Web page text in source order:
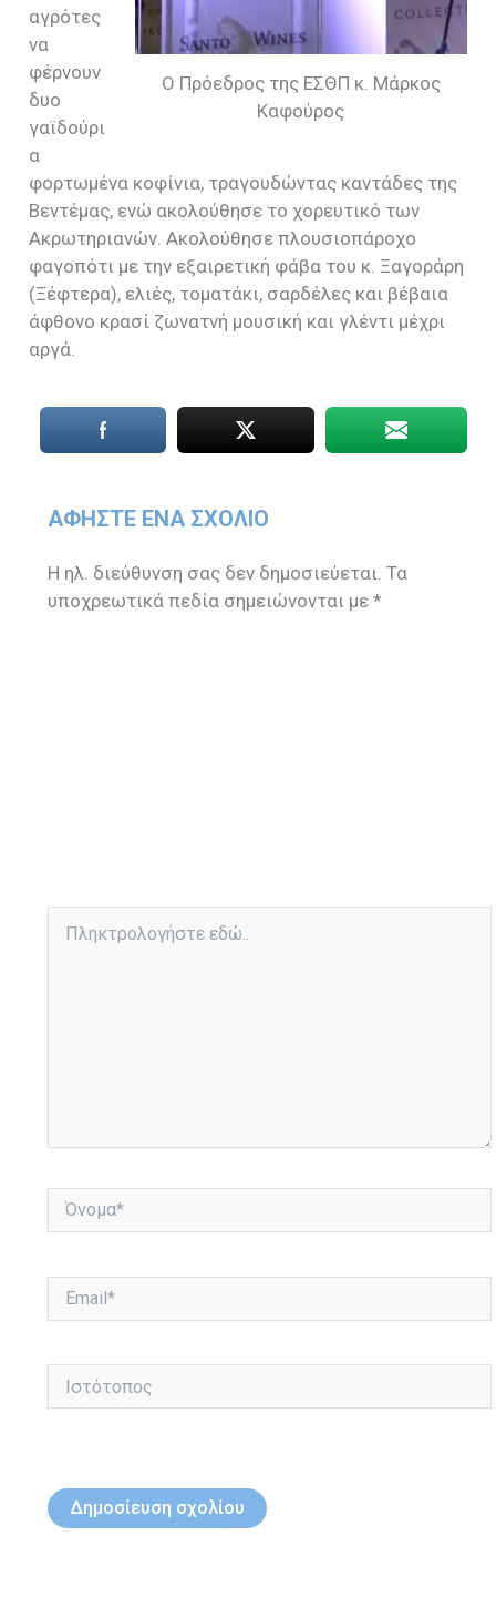
Ο Πρόεδρος της ΕΣΘΠ κ. Μάρκος
Καφούρος
αγρότες
να
φέρνουν
δυο
γαϊδούρι
α
φορτωμένα κοφίνια, τραγουδώντας καντάδες της
Βεντέμας, ενώ ακολούθησε το χορευτικό των
Ακρωτηριανών. Ακολούθησε πλουσιοπάροχο
φαγοπότι με την εξαιρετική φάβα του κ. Ξαγοράρη
(Ξέφτερα), ελιές, τοματάκι, σαρδέλες και βέβαια
άφθονο κρασί ζωνατνή μουσική και γλέντι μέχρι
αργά.
ΑΦΉΣΤΕ ΈΝΑ ΣΧΌΛΙΟ
Η ηλ. διεύθυνση σας δεν δημοσιεύεται. Τα
υποχρεωτικά πεδία σημειώνονται με*
εδώ..
Όνομα*
Ιστότοπος